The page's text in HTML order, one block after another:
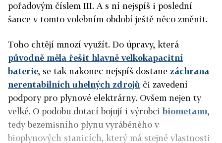
pořadovým číslem III. A s ní nejspíš i poslední
šance v tomto volebním období ještě něco změnit.
Toho chtějí mnozí využít. Do úpravy, která
původně měla řešit hlavně velkokapacitní
baterie, se tak nakonec nejspíš dostane záchrana
nerentabilních uhelných zdrojů či zavedení
podpory pro plynové elektrárny. Ovšem nejen ty
velké. O podobu dotací bojují i výrobci biometanu,
tedy bezemisního plynu vyráběného v
bioplynových stanicích, který má stejné vlastnosti